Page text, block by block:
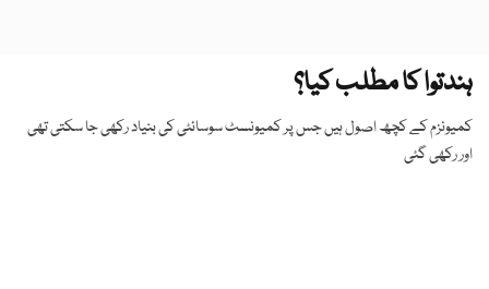
ہندتوا کا مطلب کیا؟
کمیونزم کے کچھ اصول ہیں جس پر کمیونسٹ سوسائٹی کی بنیاد رکھی جا سکتی تھی
اور رکھی گئی